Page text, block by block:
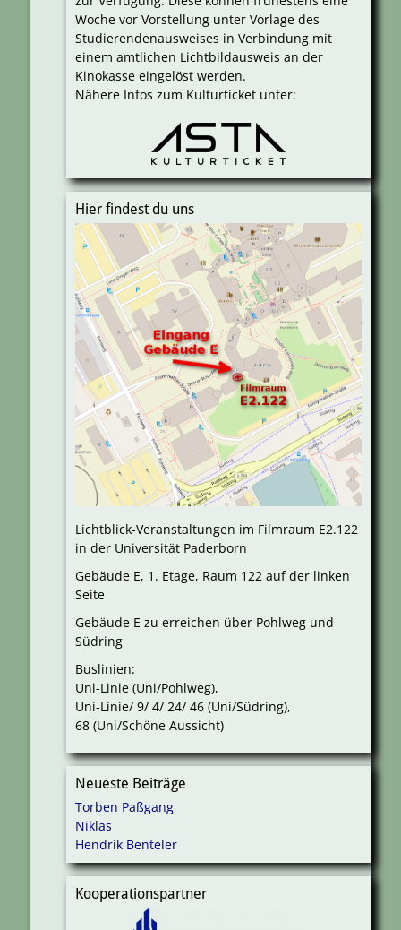
Woche vor Vorstellung unter Vorlage des
Studierendenausweises in Verbindung mit
einem amtlichen Lichtbildausweis an der
Kinokasse eingelöst werden.
Nähere Infos zum Kulturticket unter:
Hier findest du uns
Lichtblick-Veranstaltungen im Filmraum E2.122
in der Universität Paderborn
Gebäude E, 1. Etage, Raum 122 auf der linken
Seite
Gebäude E zu erreichen über Pohlweg und
Südring
Buslinien:
Uni-Linie (Uni/Pohlweg),
Uni-Linie/ 9/ 4/ 24/ 46 (Uni/Südring),
68 (Uni/Schöne Aussicht)
Neueste Beiträge
Torben Paßgang
Niklas
Hendrik Benteler
Kooperationspartner